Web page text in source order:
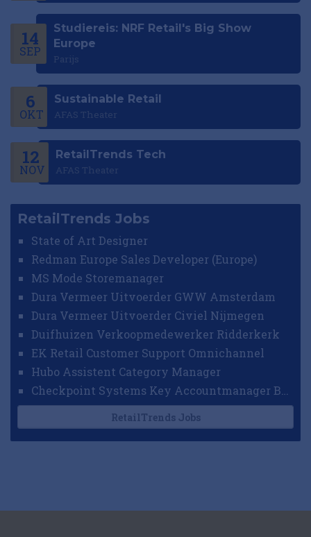
14
SEP
Studiereis: NRF Retail's Big Show
Europe
Parijs
6
OKT
Sustainable Retail
AFAS Theater
12
NOV
RetailTrends Tech
AFAS Theater
RetailTrends Jobs
State of Art Designer
Redman Europe Sales Developer (Europe)
MS Mode Storemanager
Dura Vermeer Uitvoerder GWW Amsterdam
Dura Vermeer Uitvoerder Civiel Nijmegen
Duifhuizen Verkoopmedewerker Ridderkerk
EK Retail Customer Support Omnichannel
Hubo Assistent Category Manager
RetailTrends Jobs